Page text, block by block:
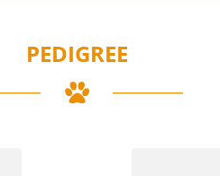
PEDIGREE